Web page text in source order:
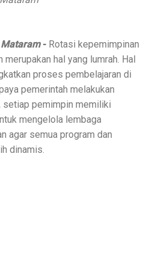
Mataram - Rotasi kepemimpinan
hal yang lumrah. Hal
proses pembelajaran di
pemerintah melakukan
setiap pemimpin memiliki
mengelola lembaga
agar semua program dan
dinamis.